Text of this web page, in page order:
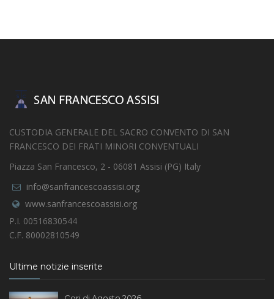
CUSTODIA GENERALE DEL SACRO CONVENTO DI SAN
FRANCESCO DEI FRATI MINORI CONVENTUALI
Piazza San Francesco, 2 - 06081 Assisi (PG) Italy
info@sanfrancescoassisi.org
www.sanfrancescoassisi.org
P.I. 00516830544
C.F. 80002810549
Ultime notizie inserite